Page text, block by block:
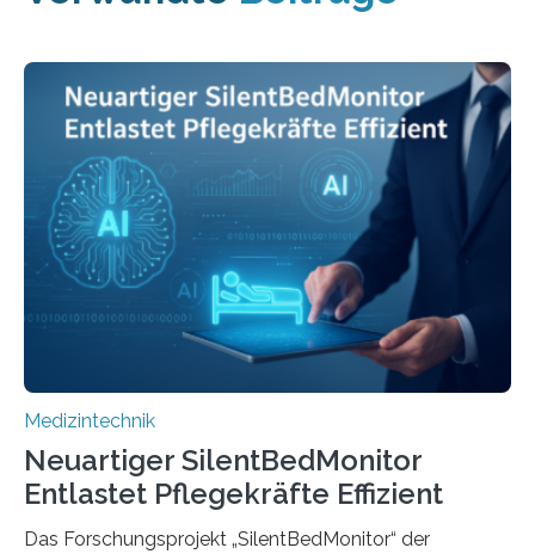
Medizintechnik
Neuartiger SilentBedMonitor
Entlastet Pflegekräfte Effizient
Das Forschungsprojekt „SilentBedMonitor“ der